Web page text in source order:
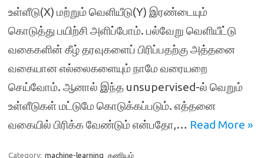
உள்ளீடு(X) மற்றும் வெளியீடு(Y) இரண்டையும்
கொடுத்து பயிற்சி அளிப்போம். பல்வேறு வெளியீட்டு
வகைகளின் கீழ் தரவுகளைப் பிரிப்பதற்கு அத்தனை
வகையான எல்லைகளையும் நாமே வரையறை
செய்வோம். ஆனால் இந்த unsupervised-ல் வெறும்
உள்ளீடுகள் மட்டுமே கொடுக்கப்படும். எத்தனை
வகையில் பிரிக்க வேண்டும் என்பதோ,… Read More »
Category: machine-learning கணியம்